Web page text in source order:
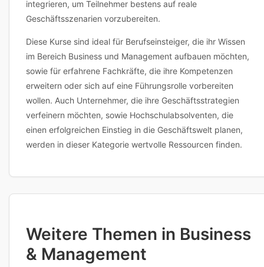
integrieren, um Teilnehmer bestens auf reale
Geschäftsszenarien vorzubereiten.
Diese Kurse sind ideal für Berufseinsteiger, die ihr Wissen
im Bereich Business und Management aufbauen möchten,
sowie für erfahrene Fachkräfte, die ihre Kompetenzen
erweitern oder sich auf eine Führungsrolle vorbereiten
wollen. Auch Unternehmer, die ihre Geschäftsstrategien
verfeinern möchten, sowie Hochschulabsolventen, die
einen erfolgreichen Einstieg in die Geschäftswelt planen,
werden in dieser Kategorie wertvolle Ressourcen finden.
Weitere Themen in Business
& Management